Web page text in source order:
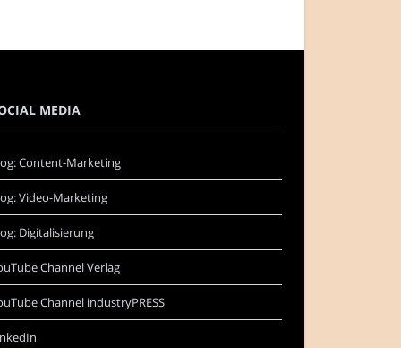
MEDIA
Content-Marketing
Video-Marketing
Digitalisierung
Channel Verlag
Channel industryPRESS